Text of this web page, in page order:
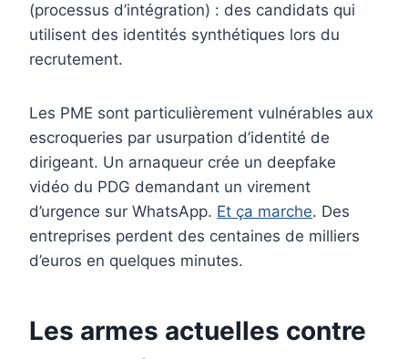
(processus d’intégration) : des candidats qui
utilisent des identités synthétiques lors du
recrutement.
Les PME sont particulièrement vulnérables aux
escroqueries par usurpation d’identité de
dirigeant. Un arnaqueur crée un deepfake
vidéo du PDG demandant un virement
d’urgence sur WhatsApp. Et ça marche. Des
entreprises perdent des centaines de milliers
d’euros en quelques minutes.
Les armes actuelles contre